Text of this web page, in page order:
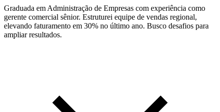
Graduada em Administração de Empresas com experiência como
gerente comercial sênior. Estruturei equipe de vendas regional,
elevando faturamento em 30% no último ano. Busco desafios para
ampliar resultados.